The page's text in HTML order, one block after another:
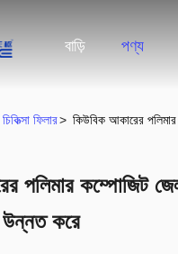
বাড়ি পণ্য
ফিলার> কিউবিক আকারের পলিমার
পলিমার কম্পোজিট জেল
উন্নত করে